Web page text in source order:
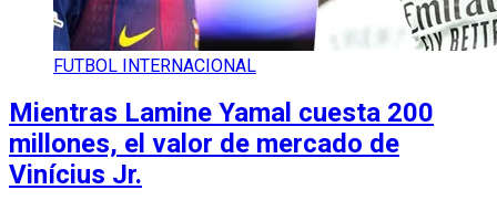
FUTBOL INTERNACIONAL
Mientras Lamine Yamal cuesta 200
millones, el valor de mercado de
Vinícius Jr.